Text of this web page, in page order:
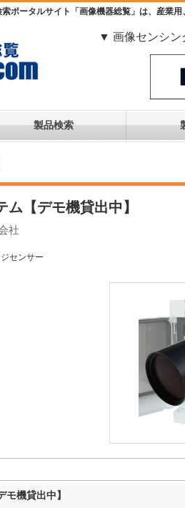
ポータルサイト「画像機器総覧」は、産業
▼ 画像センシ
製品検索
【デモ機貸出中】
社
センサー
機貸出中】